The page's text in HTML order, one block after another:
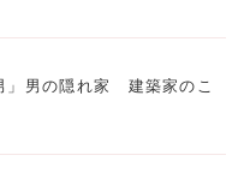
」男の隠れ家 建築家のこ